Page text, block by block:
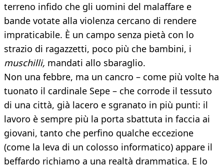
terreno infido che gli uomini del malaffare e
bande votate alla violenza cercano di rendere
impraticabile. È un campo senza pietà con lo
strazio di ragazzetti, poco più che bambini, i
muschilli, mandati allo sbaraglio.
Non una febbre, ma un cancro – come più volte ha
tuonato il cardinale Sepe – che corrode il tessuto
di una città, già lacero e sgranato in più punti: il
lavoro è sempre più la porta sbattuta in faccia ai
giovani, tanto che perfino qualche eccezione
(come la leva di un colosso informatico) appare il
beffardo richiamo a una realtà drammatica. E lo